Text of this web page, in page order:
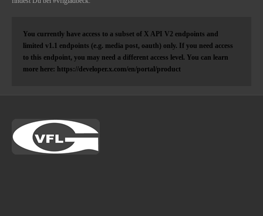
You currently have access to a subset of X API V2 endpoints and
limited v1.1 endpoints (e.g. media post, oauth) only. If you need access
to this endpoint, you may need a different access level. You can learn
more here: https://developer.x.com/en/portal/product